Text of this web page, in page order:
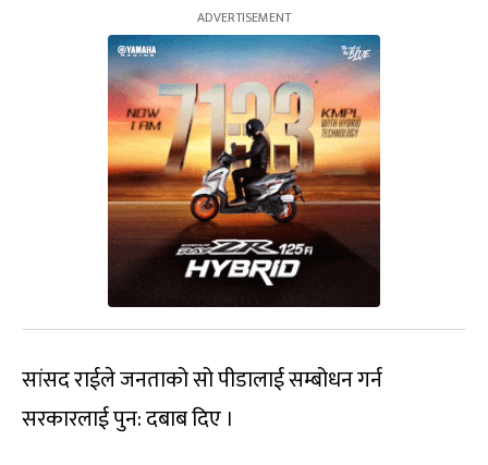
सांसद राईले जनताको सो पीडालाई सम्बोधन गर्न
सरकारलाई पुन: दबाब दिए ।